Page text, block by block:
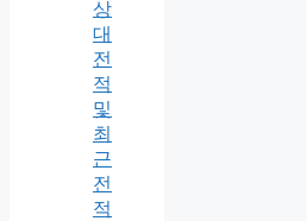
상
대
전
적
및
최
근
전
적